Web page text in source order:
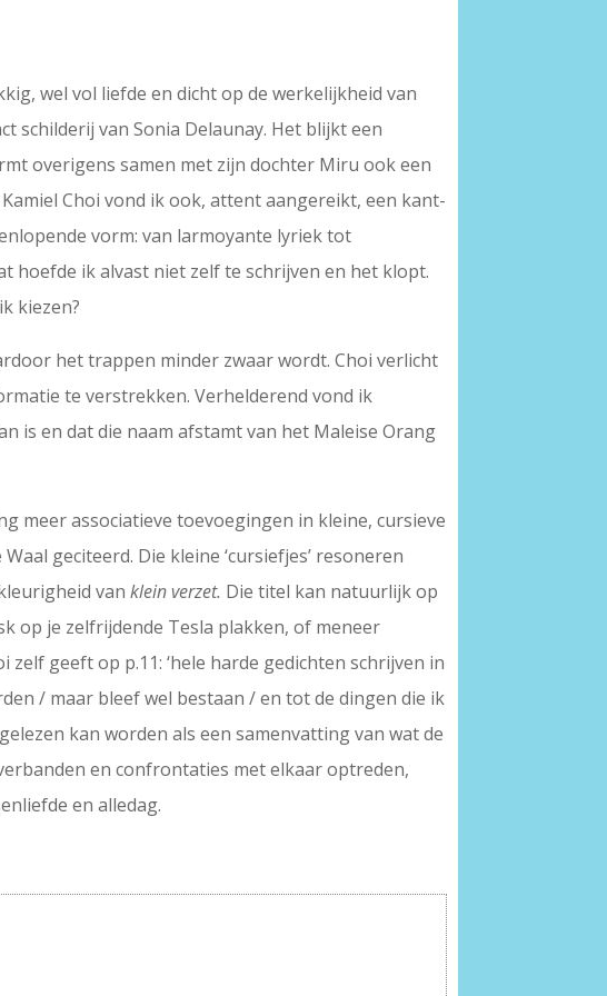
wel vol liefde en dicht op de werkelijkheid van
schilderij van Sonia Delaunay. Het blijkt een
overigens samen met zijn dochter Miru ook een
Choi vond ik ook, attent aangereikt, een kant-
vorm: van larmoyante lyriek tot
hoefde ik alvast niet zelf te schrijven en het klopt.
kiezen?
het trappen minder zwaar wordt. Choi verlicht
te verstrekken. Verhelderend vond ik
is en dat die naam afstamt van het Maleise Orang
meer associatieve toevoegingen in kleine, cursieve
geciteerd. Die kleine ‘cursiefjes’ resoneren
vanklein verzet. Die titel kan natuurlijk op
op je zelfrijdende Tesla plakken, of meneer
geeft op p.11: ‘hele harde gedichten schrijven in
/ maar bleef wel bestaan / en tot de dingen die ik
kan worden als een samenvatting van wat de
en confrontaties met elkaar optreden,
en alledag.